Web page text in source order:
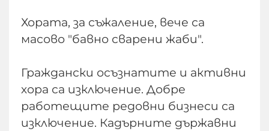
Хората, за съжаление, вече са
масово "бавно сварени жаби".
Граждански осъзнатите и активни
хора са изключение. Добре
работещите редовни бизнеси са
изключение. Кадърните държавни